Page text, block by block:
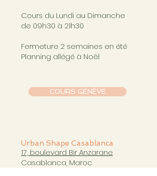
COURS GENÈVE
Cours du Lundi au Dimanche
de 09h30 à 21h30
Fermeture 2 semaines en été
Planning allégé à Noël
Urban Shape Casablanca
17, boulevard Bir Anzarane
Casablanca, Maroc